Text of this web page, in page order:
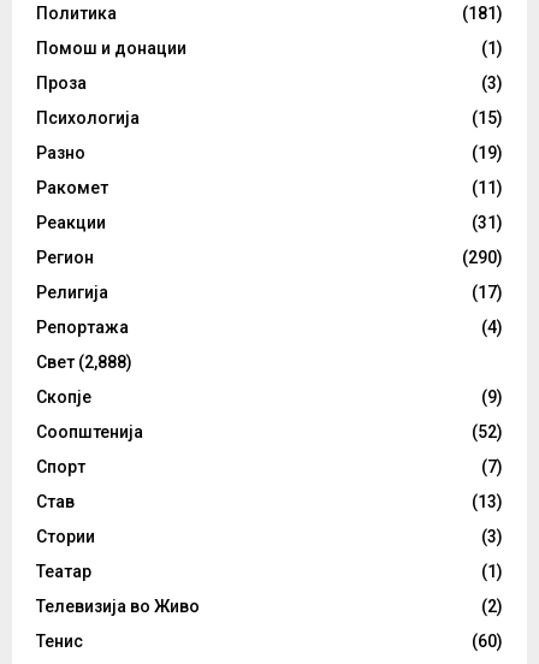
Политика
(181)
Помош и донации
(1)
Проза
(3)
Психологија
(15)
Разно
(19)
Ракомет
(11)
Реакции
(31)
Регион
(290)
Религија
(17)
Репортажа
(4)
Свет (2,888)
Скопје
(9)
Соопштенија
(52)
Спорт
(7)
Став
(13)
Стории
(3)
Театар
(1)
Телевизија во Живо
(2)
Тенис
(60)